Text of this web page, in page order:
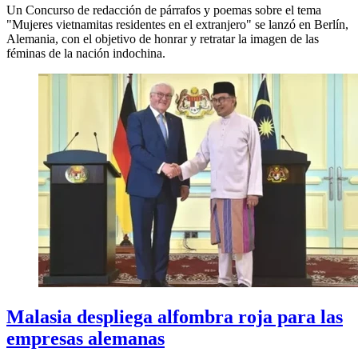
Un Concurso de redacción de párrafos y poemas sobre el tema
"Mujeres vietnamitas residentes en el extranjero" se lanzó en Berlín,
Alemania, con el objetivo de honrar y retratar la imagen de las
féminas de la nación indochina.
Malasia despliega alfombra roja para las
empresas alemanas